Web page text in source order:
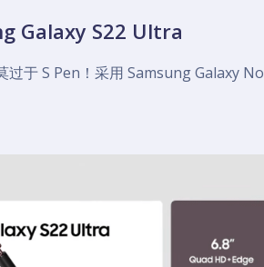
Galaxy S22 Ultra
过于 S Pen！采用 Samsung Galaxy